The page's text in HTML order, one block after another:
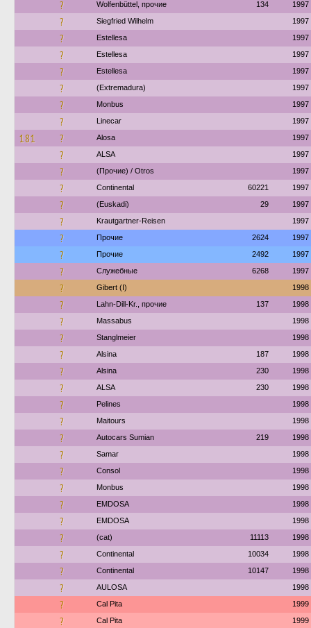
? Wolfenbüttel, прочие 134 1997
? Siegfried Wilhelm 1997
? Estellesa 1997
? Estellesa 1997
? Estellesa 1997
? (Extremadura) 1997
? Monbus 1997
? Linecar 1997
181 ? Alosa 1997
? ALSA 1997
? (Прочие) / Otros 1997
? Continental 60221 1997
? (Euskadi) 29 1997
? Krautgartner-Reisen 1997
? Прочие 2624 1997
? Прочие 2492 1997
? Служебные 6268 1997
? Gibert (I) 1998
? Lahn-Dill-Kr., прочие 137 1998
? Massabus 1998
? Stanglmeier 1998
? Alsina 187 1998
? Alsina 230 1998
? ALSA 230 1998
? Pelines 1998
? Maitours 1998
? Autocars Sumian 219 1998
? Samar 1998
? Consol 1998
? Monbus 1998
? EMDOSA 1998
? EMDOSA 1998
? (cat) 11113 1998
? Continental 10034 1998
? Continental 10147 1998
? AULOSA 1998
? Cal Pita 1999
? Cal Pita 1999